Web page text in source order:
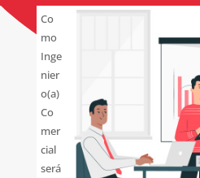
Co
mo
Inge
nier
o(a)
Co
mer
cial
será